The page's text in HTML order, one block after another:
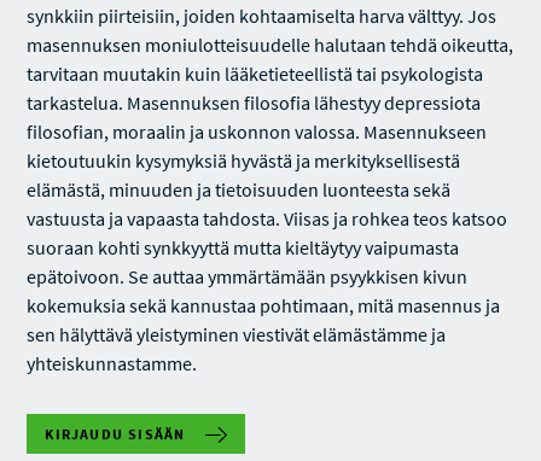
synkkiin piirteisiin, joiden kohtaamiselta harva välttyy. Jos
masennuksen moniulotteisuudelle halutaan tehdä oikeutta,
tarvitaan muutakin kuin lääketieteellistä tai psykologista
tarkastelua. Masennuksen filosofia lähestyy depressiota
filosofian, moraalin ja uskonnon valossa. Masennukseen
kietoutuukin kysymyksiä hyvästä ja merkityksellisestä
elämästä, minuuden ja tietoisuuden luonteesta sekä
vastuusta ja vapaasta tahdosta. Viisas ja rohkea teos katsoo
suoraan kohti synkkyyttä mutta kieltäytyy vaipumasta
epätoivoon. Se auttaa ymmärtämään psyykkisen kivun
kokemuksia sekä kannustaa pohtimaan, mitä masennus ja
sen hälyttävä yleistyminen viestivät elämästämme ja
yhteiskunnastamme.
KIRJAUDU SISÄÄN